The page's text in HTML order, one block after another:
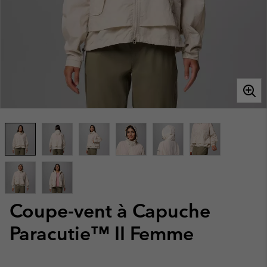
Coupe-vent à Capuche
Paracutie™ II Femme